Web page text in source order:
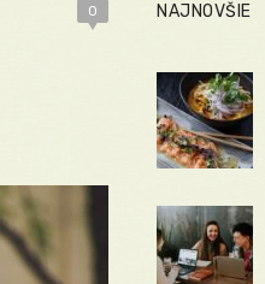
0 NAJNOVŠIE